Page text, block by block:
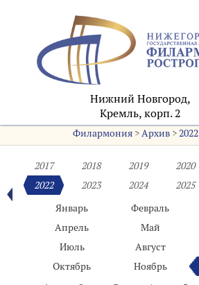
Нижний Новгород,
Кремль, корп. 2
Филармония >Архив >2022
2017 2018 2019 2020
2022
2023 2024 2025
Январь
Февраль
Апрель
Май
Июль
Август
Октябрь
Ноябрь